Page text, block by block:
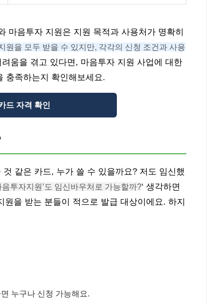
마음투자 지원은 지원 목적과 사용처가 명확히
원을 모두 받을 수 있지만, 각각의 신청 조건과 사용
움을 겪고 있다면, 마음투자 지원 사업에 대한
충족하는지 확인해보세요.
드 자격 확인
같은 카드, 누가 쓸 수 있을까요? 저도 임신했
음투자지원’도 임신바우처로 가능할까?‘ 생각하면
을 받는 분들이 적으로 발급 대상이에요. 하지
누구나 신청 가능해요.